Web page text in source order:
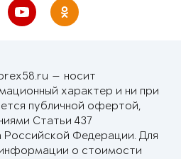
— носит
характер и ни при
публичной офертой,
Статьи 437
Российской Федерации. Для
о стоимости